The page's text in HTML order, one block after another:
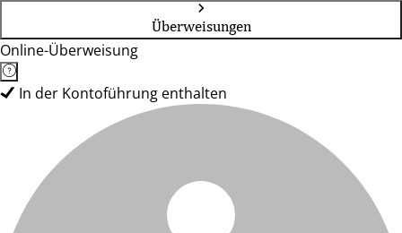
Überweisungen
Online-Überweisung
In der Kontoführung enthalten